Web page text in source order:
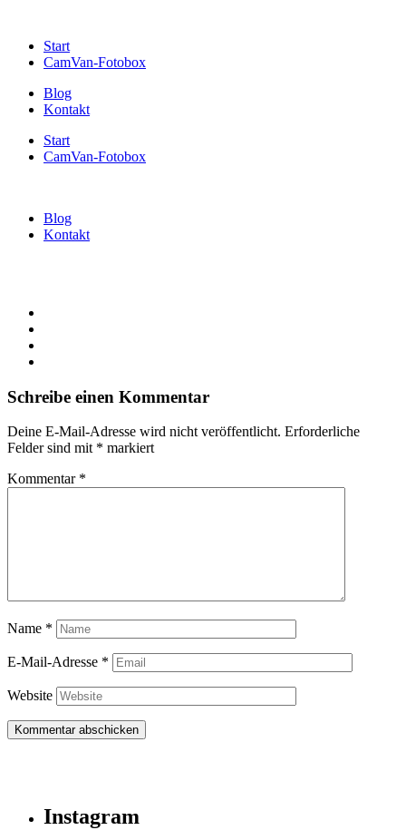
Start
CamVan-Fotobox
Blog
Kontakt
Start
CamVan-Fotobox
Blog
Kontakt
Schreibe einen Kommentar
Deine E-Mail-Adresse wird nicht veröffentlicht. Erforderliche
Felder sind mit * markiert
Kommentar *
Name *
E-Mail-Adresse *
Website
Instagram